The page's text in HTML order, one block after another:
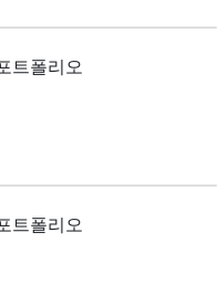
삽입 영상 제작
트폴리오
션 제작
트폴리오